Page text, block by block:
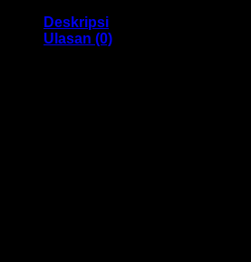
Deskripsi
Ulasan (0)